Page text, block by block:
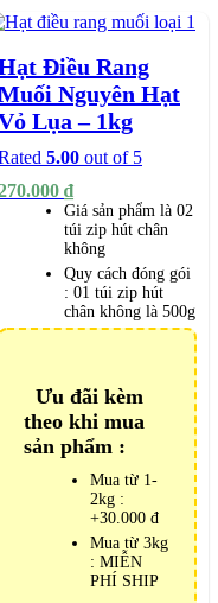
Điều Rang
Nguyên Hạt
Lụa – 1kg
5.00 out of 5
₫
Giá sản phẩm là 02
túi zip hút chân
không
Quy cách đóng gói
: 01 túi zip hút
chân không là 500g
Ưu đãi kèm
theo khi mua
sản phẩm :
Mua từ 1-
2kg :
+30.000 đ
Mua từ 3kg
: MIỄN
PHÍ SHIP